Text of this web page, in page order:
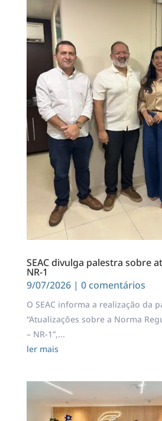
SEAC divulga palestra sobre
NR-1
9/07/2026| 0 comentários
O SEAC informa a realização da
“Atualizações sobre a Norma
– NR-1”,...
ler mais